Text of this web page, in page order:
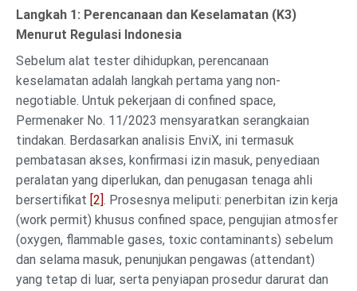
Langkah 1: Perencanaan dan Keselamatan (K3)
Menurut Regulasi Indonesia
Sebelum alat tester dihidupkan, perencanaan
keselamatan adalah langkah pertama yang non-
negotiable. Untuk pekerjaan di confined space,
Permenaker No. 11/2023 mensyaratkan serangkaian
tindakan. Berdasarkan analisis EnviX, ini termasuk
pembatasan akses, konfirmasi izin masuk, penyediaan
peralatan yang diperlukan, dan penugasan tenaga ahli
bersertifikat [2]. Prosesnya meliputi: penerbitan izin kerja
(work permit) khusus confined space, pengujian atmosfer
(oxygen, flammable gases, toxic contaminants) sebelum
dan selama masuk, penunjukan pengawas (attendant)
yang tetap di luar, serta penyiapan prosedur darurat dan